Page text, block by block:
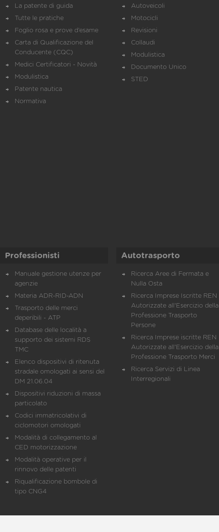
La patente di guida
Tutte le pratiche
Foglio rosa e prove d’esame
Carta di Qualificazione del
Conducente (CQC)
Medici Certificatori - Novità
Modulistica
Patente nautica
Normativa
Autoveicoli
Motocicli
Revisioni
Collaudi
Modulistica
Documento Unico
STED
Professionisti
Manuale gestione utenze per
agenzie
Materia ADR-RID-ADN
Trasporto delle merci
deperibili - ATP
Database delle località a
supporto dei sistemi RDS
TMC
Elenco dispositivi di ritenuta
stradale omologati ai sensi del
DM 21.06.04
Dispositivi riduzioni di massa
particolato
Codici immatricolativi di
ciclomotori omologati
Modalità di collegamento al
CED motorizzazione
Modalità operative per il
rinnovo delle patenti
Riqualificazione bombole di
tipo CNG4
Autotrasporto
Ricerca Aree di Fermata e
Nulla Osta
Ricerca Imprese Iscritte REN
Autorizzate all'Esercizio della
Professione Trasporto
Persone
Ricerca Imprese iscritte REN
Autorizzate all'Esercizio della
Professione Trasporto Merci
Ricerca Servizi di Linea
Interregionali